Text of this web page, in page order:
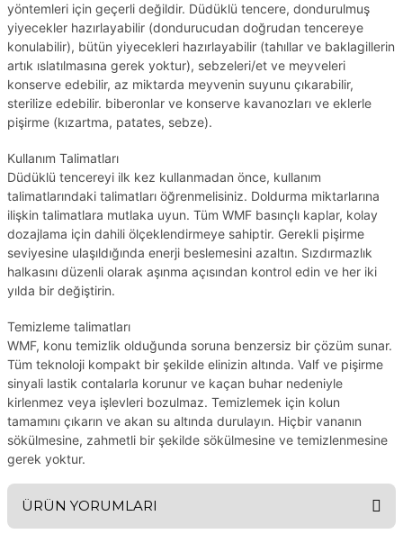
yöntemleri için geçerli değildir. Düdüklü tencere, dondurulmuş
yiyecekler hazırlayabilir (dondurucudan doğrudan tencereye
konulabilir), bütün yiyecekleri hazırlayabilir (tahıllar ve baklagillerin
artık ıslatılmasına gerek yoktur), sebzeleri/et ve meyveleri
konserve edebilir, az miktarda meyvenin suyunu çıkarabilir,
sterilize edebilir. biberonlar ve konserve kavanozları ve eklerle
pişirme (kızartma, patates, sebze).
Kullanım Talimatları
Düdüklü tencereyi ilk kez kullanmadan önce, kullanım
talimatlarındaki talimatları öğrenmelisiniz. Doldurma miktarlarına
ilişkin talimatlara mutlaka uyun. Tüm WMF basınçlı kaplar, kolay
dozajlama için dahili ölçeklendirmeye sahiptir. Gerekli pişirme
seviyesine ulaşıldığında enerji beslemesini azaltın. Sızdırmazlık
halkasını düzenli olarak aşınma açısından kontrol edin ve her iki
yılda bir değiştirin.
Temizleme talimatları
WMF, konu temizlik olduğunda soruna benzersiz bir çözüm sunar.
Tüm teknoloji kompakt bir şekilde elinizin altında. Valf ve pişirme
sinyali lastik contalarla korunur ve kaçan buhar nedeniyle
kirlenmez veya işlevleri bozulmaz. Temizlemek için kolun
tamamını çıkarın ve akan su altında durulayın. Hiçbir vananın
sökülmesine, zahmetli bir şekilde sökülmesine ve temizlenmesine
gerek yoktur.
ÜRÜN YORUMLARI